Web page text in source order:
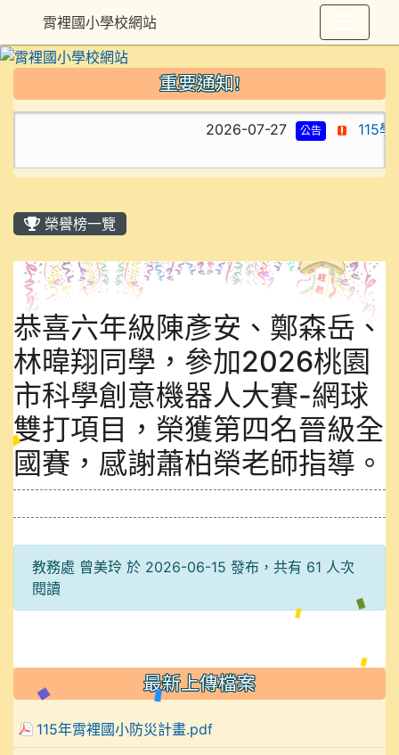
重要通知!
2026-07-27 公告 115
榮譽榜一覽
恭喜六年級陳彥安、鄭森岳、
林暐翔同學，參加2026桃園
市科學創意機器人大賽-網球
雙打項目，榮獲第四名晉級全
國賽，感謝蕭柏榮老師指導。
教務處 曾美玲 於 2026-06-15 發布，共有 61 人次
閱讀
最新上傳檔案
115年霄裡國小防災計畫.pdf
霄裡國小學校網站